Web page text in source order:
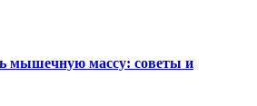
мышечную массу: советы и